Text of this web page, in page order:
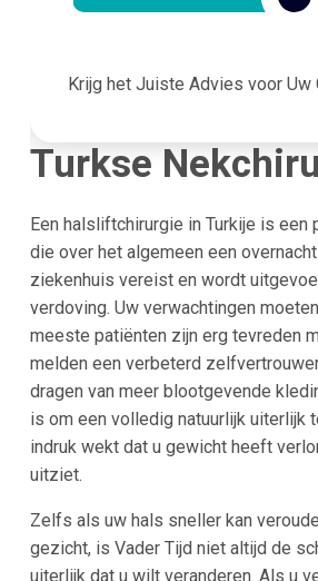
Krijg het Juiste Advies voor Uw
Turkse
Een halsliftchirurgie in Turkije is een
die over het algemeen een
ziekenhuis vereist en wordt
verdoving. Uw verwachtingen
meeste patiënten zijn erg tevreden
melden een verbeterd
dragen van meer blootgevende
is om een volledig natuurlijk uiterlijk
indruk wekt dat u gewicht heeft
uitziet.
Zelfs als uw hals sneller kan
gezicht, is Vader Tijd niet altijd de
uiterlijk dat u wilt veranderen. Als u